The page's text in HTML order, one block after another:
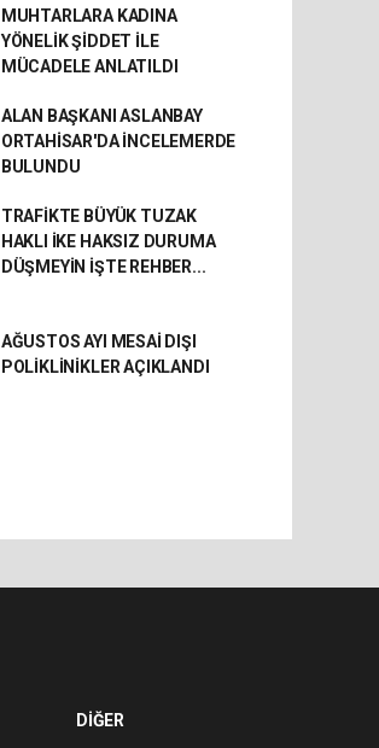
MUHTARLARA KADINA
YÖNELİK ŞİDDET İLE
MÜCADELE ANLATILDI
ALAN BAŞKANI ASLANBAY
ORTAHİSAR'DA İNCELEMERDE
BULUNDU
TRAFİKTE BÜYÜK TUZAK
HAKLI İKE HAKSIZ DURUMA
DÜŞMEYİN İŞTE REHBER...
AĞUSTOS AYI MESAİ DIŞI
POLİKLİNİKLER AÇIKLANDI
DİĞER